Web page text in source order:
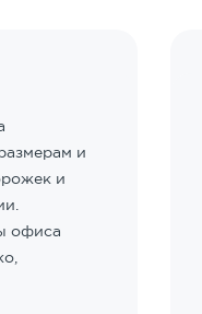
и
и
офиса